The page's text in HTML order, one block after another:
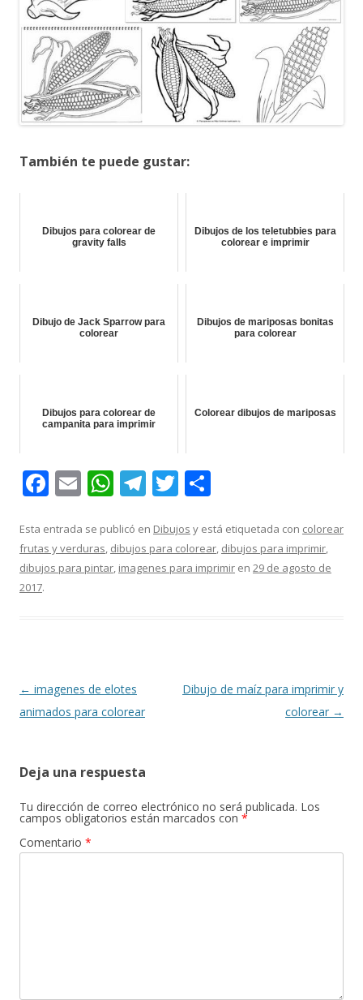
También te puede gustar:
Dibujos para colorear de
gravity falls
Dibujos de los teletubbies para
colorear e imprimir
Dibujo de Jack Sparrow para
colorear
Dibujos de mariposas bonitas
para colorear
Dibujos para colorear de
campanita para imprimir
Colorear dibujos de mariposas
F
e
b
E
ai
l
W
at
s
T
e
gr
T
itt
er
m
p
Esta entrada se publicó en Dibujos y está etiquetada con colorear
frutas y verduras, dibujos para colorear, dibujos para imprimir,
dibujos para pintar, imagenes para imprimir en 29 de agosto de
2017.
Navegación
de
← imagenes de elotes
animados para colorear
Dibujo de maíz para imprimir y
colorear →
Deja una respuesta
Tu dirección de correo electrónico no será publicada. Los
campos obligatorios están marcados con *
Comentario *